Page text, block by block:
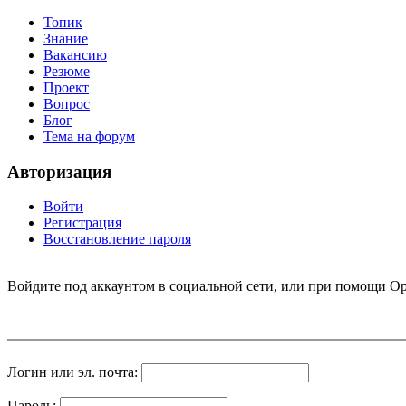
Топик
Знание
Вакансию
Резюме
Проект
Вопрос
Блог
Тема на форум
Авторизация
Войти
Регистрация
Восстановление пароля
Войдите под аккаунтом в социальной сети, или при помощи
Логин или эл. почта: